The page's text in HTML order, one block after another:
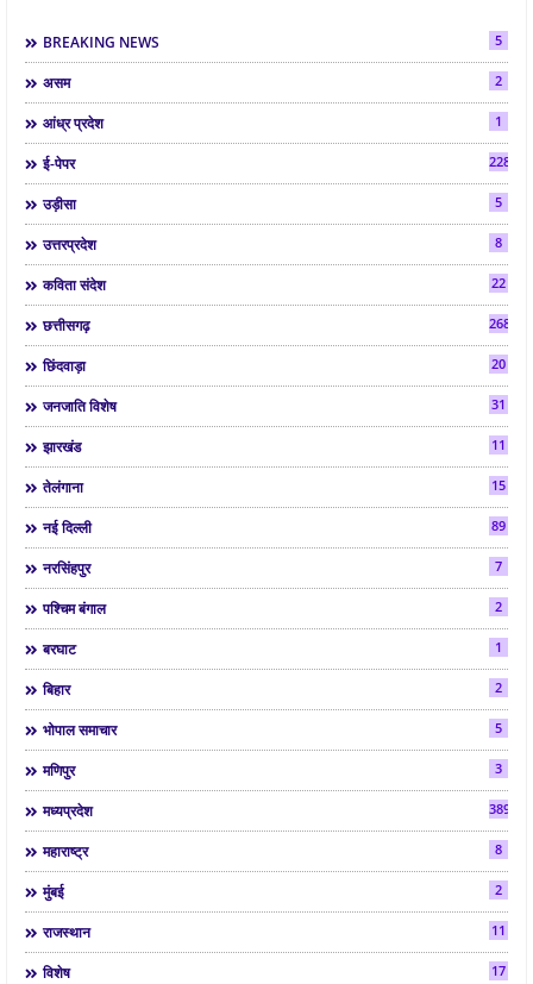
BREAKING NEWS 5
असम 2
आंध्र प्रदेश 1
ई-पेपर 2286
उड़ीसा 5
उत्तरप्रदेश 8
कविता संदेश 22
छत्तीसगढ़ 268
छिंदवाड़ा 20
जनजाति विशेष 31
झारखंड 11
तेलंगाना 15
नई दिल्ली 89
नरसिंहपुर 7
पश्चिम बंगाल 2
बरघाट 1
बिहार 2
भोपाल समाचार 5
मणिपुर 3
मध्यप्रदेश 3892
महाराष्ट्र 8
मुंबई 2
राजस्थान 11
विशेष 17